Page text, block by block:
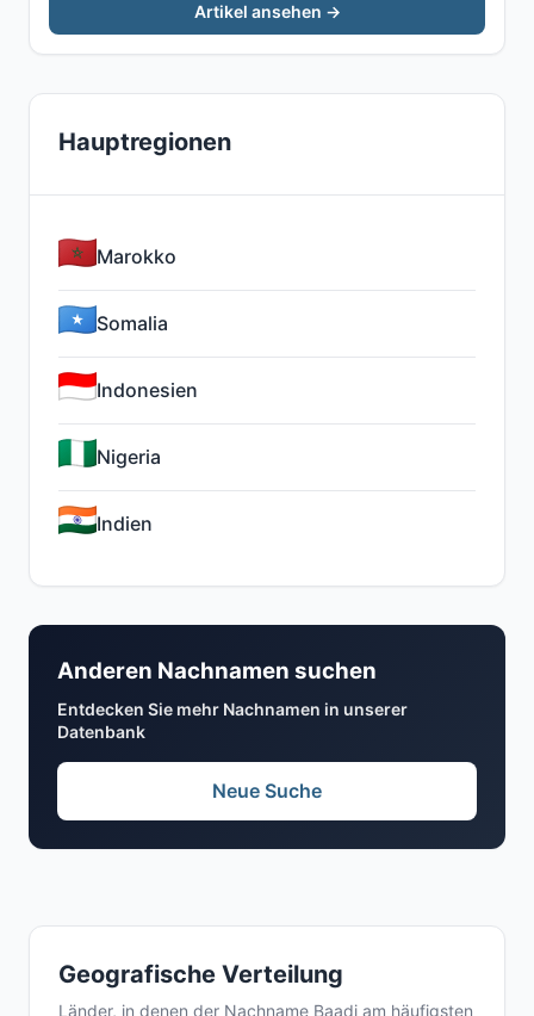
Geografische Verteilung
Länder, in denen der Nachname Baadi am häufigsten
Artikel ansehen →
Hauptregionen
Marokko
Somalia
Indonesien
Nigeria
Indien
Anderen Nachnamen suchen
Entdecken Sie mehr Nachnamen in unserer
Datenbank
Neue Suche